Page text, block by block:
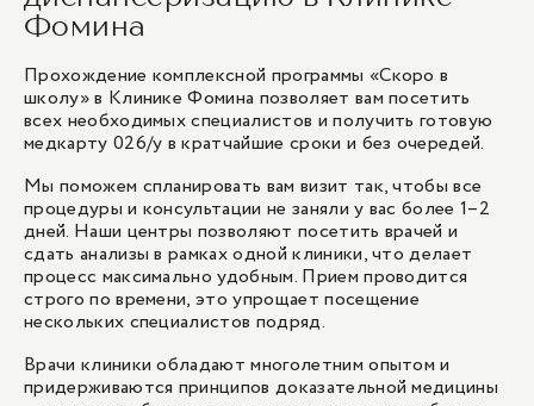
Фомина
Прохождение комплексной программы «Скоро в
школу» в Клинике Фомина позволяет вам посетить
всех необходимых специалистов и получить готовую
медкарту 026/у в кратчайшие сроки и без очередей.
Мы поможем спланировать вам визит так, чтобы все
процедуры и консультации не заняли у вас более 1–2
дней. Наши центры позволяют посетить врачей и
сдать анализы в рамках одной клиники, что делает
процесс максимально удобным. Прием проводится
строго по времени, это упрощает посещение
нескольких специалистов подряд.
Врачи клиники обладают многолетним опытом и
придерживаются принципов доказательной медицины